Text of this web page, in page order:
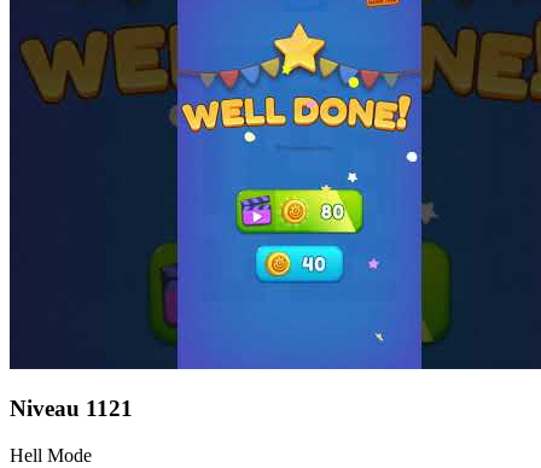
Niveau 1121
Hell Mode